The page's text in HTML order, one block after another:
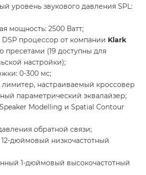
уровень звукового давления SPL:
мощность: 2500 Ватт;
процессор от компании Klark
пресетами (19 доступны для
настройки);
0-300 мс;
настраиваемый кроссовер
параметрический эквалайзер;
Modelling и Spatial Contour
обратной связи;
дюймовый низкочастотный
1-дюймовый высокочастотный